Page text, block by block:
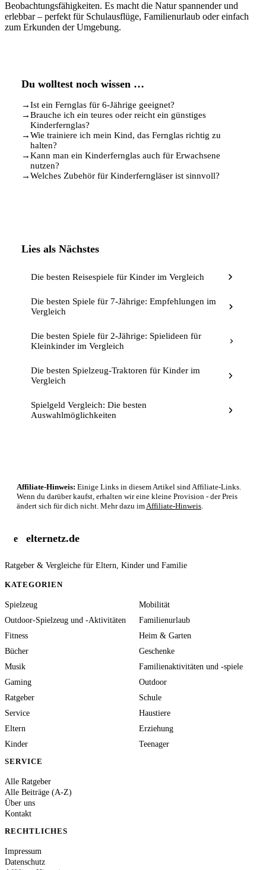
Beobachtungsfähigkeiten. Es macht die Natur spannender und
erlebbar – perfekt für Schulausflüge, Familienurlaub oder einfach
zum Erkunden der Umgebung.
Du wolltest noch wissen …
→Ist ein Fernglas für 6-Jährige geeignet?
→Brauche ich ein teures oder reicht ein günstiges
Kinderfernglas?
→Wie trainiere ich mein Kind, das Fernglas richtig zu
halten?
→Kann man ein Kinderfernglas auch für Erwachsene
nutzen?
→Welches Zubehör für Kinderferngläser ist sinnvoll?
Lies als Nächstes
Die besten Reisespiele für Kinder im Vergleich
Die besten Spiele für 7-Jährige: Empfehlungen im
Vergleich
Die besten Spiele für 2-Jährige: Spielideen für
Kleinkinder im Vergleich
Die besten Spielzeug-Traktoren für Kinder im
Vergleich
Spielgeld Vergleich: Die besten
Auswahlmöglichkeiten
Affiliate-Hinweis: Einige Links in diesem Artikel sind Affiliate-Links.
Wenn du darüber kaufst, erhalten wir eine kleine Provision - der Preis
ändert sich für dich nicht. Mehr dazu im Affiliate-Hinweis
e elternetz.de
Ratgeber & Vergleiche für Eltern, Kinder und Familie
KATEGORIEN
Spielzeug
Mobilität
Outdoor-Spielzeug und -Aktivitäten
Familienurlaub
Fitness
Heim & Garten
Bücher
Geschenke
Musik
Familienaktivitäten und -spiele
Gaming
Outdoor
Ratgeber
Schule
Service
Haustiere
Eltern
Erziehung
Kinder
Teenager
SERVICE
Alle Ratgeber
Alle Beiträge (A-Z)
Über uns
Kontakt
RECHTLICHES
Impressum
Datenschutz